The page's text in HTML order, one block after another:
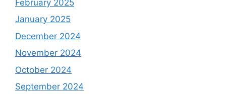
February 2025
January 2025
December 2024
November 2024
October 2024
September 2024